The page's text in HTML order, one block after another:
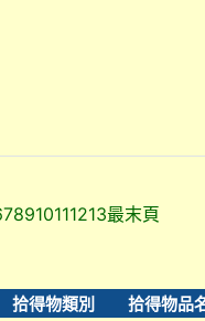
78910111213最末頁
拾得物類別 拾得物品